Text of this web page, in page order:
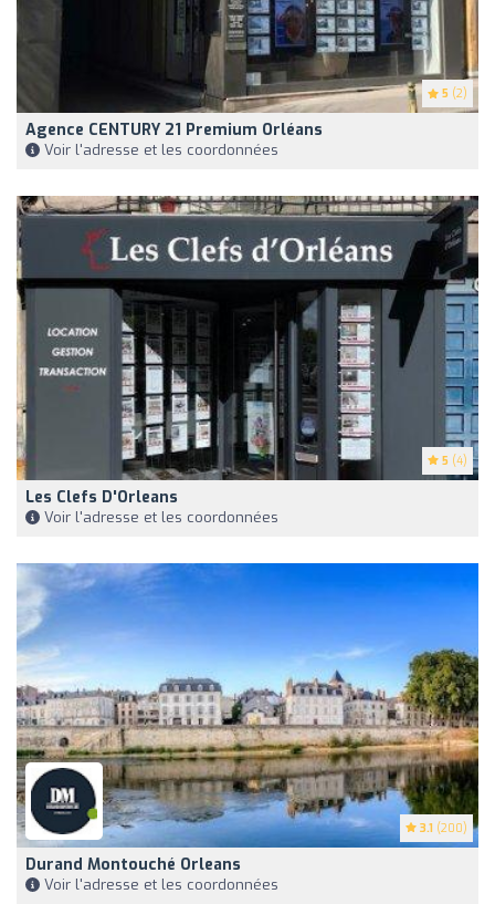
5 (2)
Agence CENTURY 21 Premium Orléans
Voir l'adresse et les coordonnées
5 (4)
Les Clefs D'Orleans
Voir l'adresse et les coordonnées
3.1 (200)
Durand Montouché Orleans
Voir l'adresse et les coordonnées